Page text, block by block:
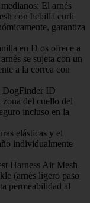
El arnés
con hebilla curli
garantiza
en D os ofrece a
se sujeta con un
a la correa con
DogFinder ID
del cuello del
incluso en la
elásticas y el
individualmente
Harness Air Mesh
(arnés ligero paso
permeabilidad al